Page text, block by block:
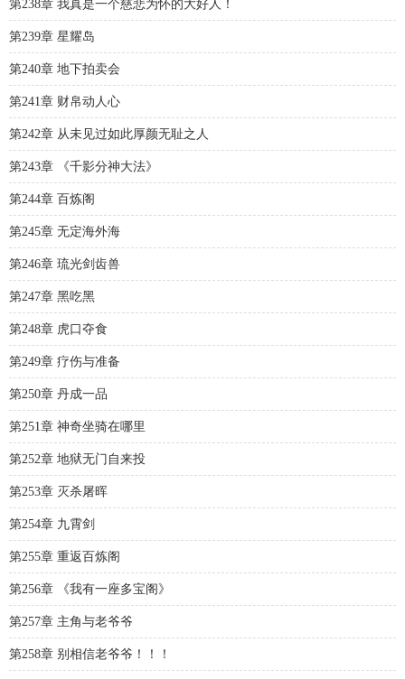
第238章 我真是一个慈悲为怀的大好人！
第239章 星耀岛
第240章 地下拍卖会
第241章 财帛动人心
第242章 从未见过如此厚颜无耻之人
第243章 《千影分神大法》
第244章 百炼阁
第245章 无定海外海
第246章 琉光剑齿兽
第247章 黑吃黑
第248章 虎口夺食
第249章 疗伤与准备
第250章 丹成一品
第251章 神奇坐骑在哪里
第252章 地狱无门自来投
第253章 灭杀屠晖
第254章 九霄剑
第255章 重返百炼阁
第256章 《我有一座多宝阁》
第257章 主角与老爷爷
第258章 别相信老爷爷！！！